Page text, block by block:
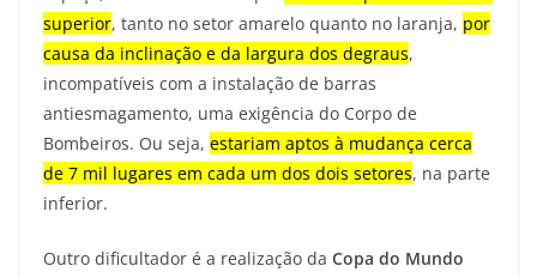
superior, tanto no setor amarelo quanto no laranja, por
causa da inclinação e da largura dos degraus,
incompatíveis com a instalação de barras
antiesmagamento, uma exigência do Corpo de
Bombeiros. Ou seja, estariam aptos à mudança cerca
de 7 mil lugares em cada um dos dois setores, na parte
inferior.
Outro dificultador é a realização da Copa do Mundo